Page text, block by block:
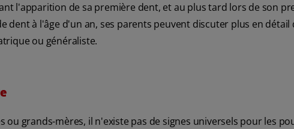
l'apparition de sa première dent, et au plus tard lors de son
dent à l'âge d'un an, ses parents peuvent discuter plus en détail
ou généraliste.
grands-mères, il n'existe pas de signes universels pour les